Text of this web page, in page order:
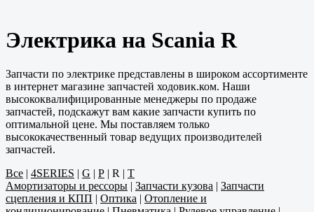
Электрика на Scania R
Запчасти по электрике представлены в широком ассортименте
в интернет магазине запчастей ходовик.ком. Наши
высококвалифицированные менеджеры по продаже
запчастей, подскажут вам какие запчасти купить по
оптимальной цене. Мы поставляем только
высококачественный товар ведущих производителей
запчастей.
Все | 4SERIES | G | P | R | T
Амортизаторы и рессоры | Запчасти кузова | Запчасти
сцепления и КПП | Оптика | Отопление и